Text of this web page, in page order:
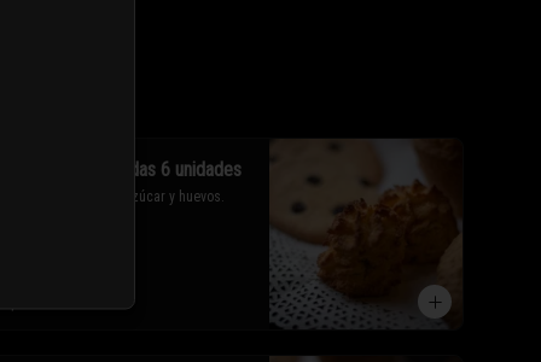
Cocadas horneadas 6 unidades
Pastelitos de coco, azúcar y huevos.